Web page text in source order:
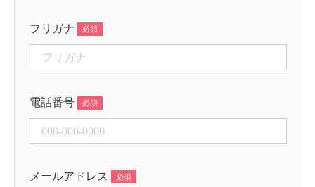
フリガナ
電話番号
メールアドレス